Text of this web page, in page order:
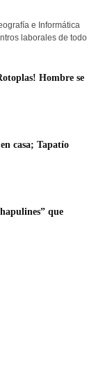
e Informática
laborales de todo
Hombre se
casa; Tapatío
que